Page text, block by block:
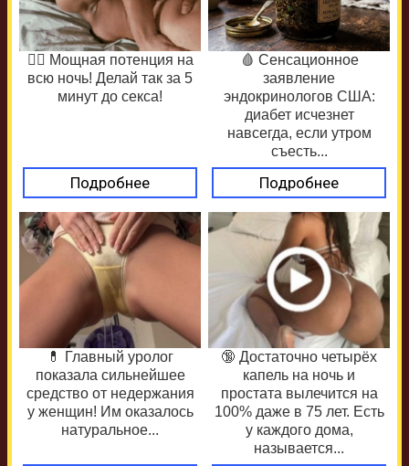
❤️‍🔥 Мощная потенция на
всю ночь! Делай так за 5
минут до секса!
Подробнее
🩸 Сенсационное
заявление
эндокринологов США:
диабет исчезнет
навсегда, если утром
съесть...
Подробнее
💊 Главный уролог
показала сильнейшее
средство от недержания
у женщин! Им оказалось
натуральное...
🔞 Достаточно четырёх
капель на ночь и
простата вылечится на
100% даже в 75 лет. Есть
у каждого дома,
называется...